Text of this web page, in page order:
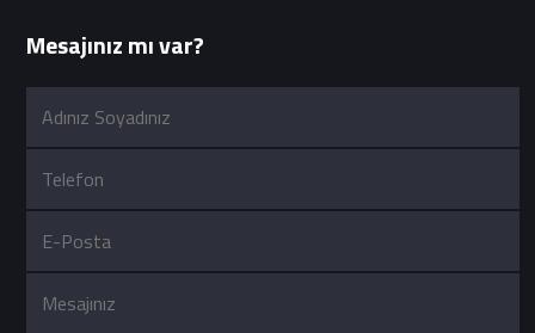
Mesajınız mı var?